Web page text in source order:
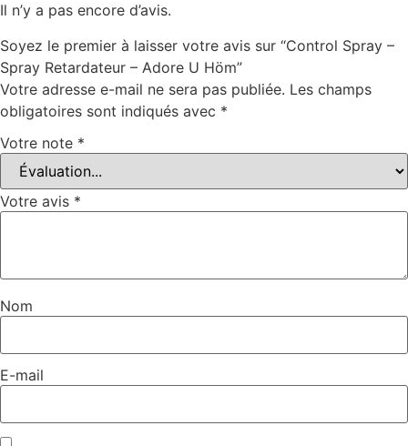
Il n’y a pas encore d’avis.
Soyez le premier à laisser votre avis sur “Control Spray –
Spray Retardateur – Adore U Höm”
Votre adresse e-mail ne sera pas publiée. Les champs
obligatoires sont indiqués avec *
Votre note *
Votre avis *
Nom
E-mail